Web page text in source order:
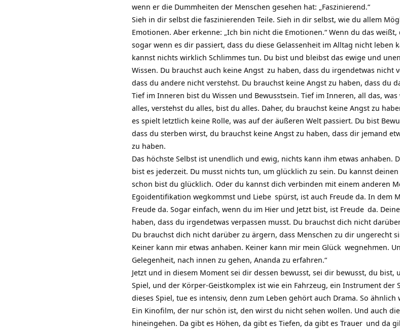
wenn er die Dummheiten der Menschen gesehen hat: „Faszinierend.“
Sieh in dir selbst die faszinierenden Teile. Sieh in dir selbst, wie du allem
Emotionen. Aber erkenne: „Ich bin nicht die Emotionen.“ Wenn du das
sogar wenn es dir passiert, dass du diese Gelassenheit im Alltag nicht
kannst nichts wirklich Schlimmes tun. Du bist und bleibst das ewige und
Wissen. Du brauchst auch keine Angst zu haben, dass du irgendetwas nicht
dass du andere nicht verstehst. Du brauchst keine Angst zu haben, dass du
Tief im Inneren bist du Wissen und Bewusstsein. Tief im Inneren, all das,
alles, verstehst du alles, bist du alles. Daher, du brauchst keine Angst zu
es spielt letztlich keine Rolle, was auf der äußeren Welt passiert. Du bist
dass du sterben wirst, du brauchst keine Angst zu haben, dass dir jemand
zu haben.
Das höchste Selbst ist unendlich und ewig, nichts kann ihm etwas anhaben.
bist es jederzeit. Du musst nichts tun, um glücklich zu sein. Du kannst deinen
schon bist du glücklich. Oder du kannst dich verbinden mit einem anderen
Egoidentifikation wegkommst und Liebe spürst, ist auch Freude da. In dem
Freude da. Sogar einfach, wenn du im Hier und Jetzt bist, ist Freude da.
haben, dass du irgendetwas verpassen musst. Du brauchst dich nicht
Du brauchst dich nicht darüber zu ärgern, dass Menschen zu dir ungerecht
Keiner kann mir etwas anhaben. Keiner kann mir mein Glück wegnehmen.
Gelegenheit, nach innen zu gehen, Ananda zu erfahren.“
Jetzt und in diesem Moment sei dir dessen bewusst, sei dir bewusst, du
Spiel, und der Körper-Geistkomplex ist wie ein Fahrzeug, ein Instrument der
dieses Spiel, tue es intensiv, denn zum Leben gehört auch Drama. So
Ein Kinofilm, der nur schön ist, den wirst du nicht sehen wollen. Und auch
hineingehen. Da gibt es Höhen, da gibt es Tiefen, da gibt es Trauer und da